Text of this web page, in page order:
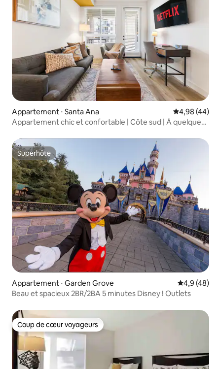
Appartement ⋅ Santa Ana Évaluation
4,98 (44)
Appartement chic et confortable | Côte sud | À quelques
Superhôte
Superhôte
Appartement ⋅ Garden Grove Évaluation
4,9 (48)
Beau et spacieux 2BR/2BA 5 minutes Disney ! Outlets
Coup de cœur voyageurs
Coup de cœur voyageurs